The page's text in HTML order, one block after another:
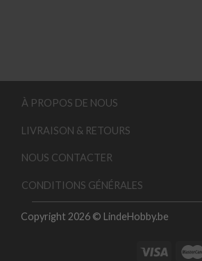
À PROPOS DE NOUS
LIVRAISON & RETOURS
NOUS CONTACTER
CONDITIONS GÉNÉRALES
Copyright 2026 © LindeHobby.be